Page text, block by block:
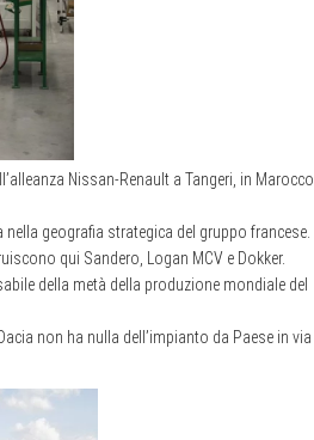
Nissan-Renault a Tangeri, in Marocco
geografia strategica del gruppo francese.
qui Sandero, Logan MCV e Dokker.
della metà della produzione mondiale del
non ha nulla dell’impianto da Paese in via